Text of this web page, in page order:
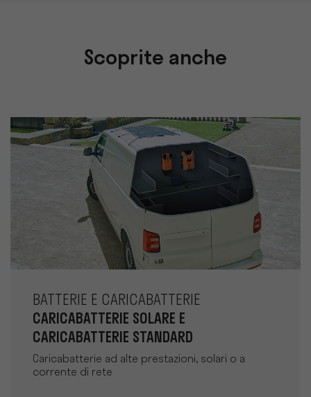
Scoprite anche
BATTERIE E CARICABATTERIE
CARICABATTERIE SOLARE E
CARICABATTERIE STANDARD
Caricabatterie ad alte prestazioni, solari o a
corrente di rete